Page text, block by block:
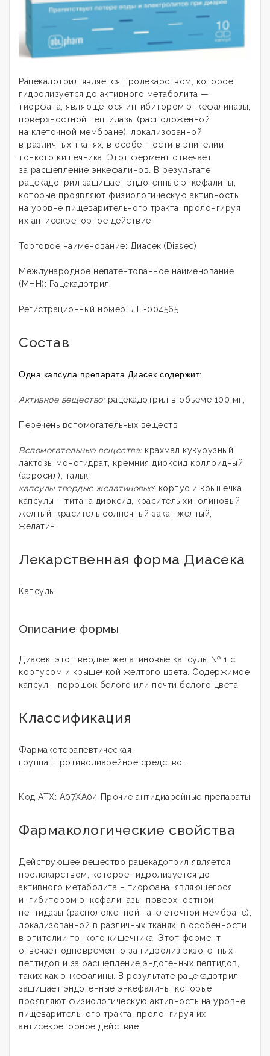
Рацекадотрил является пролекарством, которое
гидролизуется до активного метаболита —
тиорфана, являющегося ингибитором энкефалиназы,
поверхностной пептидазы (расположенной
на клеточной мембране), локализованной
в различных тканях, в особенности в эпителии
тонкого кишечника. Этот фермент отвечает
за расщепление энкефалинов. В результате
рацекадотрил защищает эндогенные энкефалины,
которые проявляют физиологическую активность
на уровне пищеварительного тракта, пролонгируя
их антисекреторное действие.
Торговое наименование: Диасек (Diasec)
Международное непатентованное наименование
(МНН): Рацекадотрил
Регистрационный номер: ЛП-004565
Состав
Одна капсула препарата Диасек содержит:
Активное вещество:рацекадотрил в объеме 100 мг;
Перечень вспомогательных веществ
Вспомогательные вещества:крахмал кукурузный,
лактозы моногидрат, кремния диоксид коллоидный
(аэросил), тальк;
капсулы твердые желатиновые: корпус и крышечка
капсулы – титана диоксид, краситель хинолиновый
желтый, краситель солнечный закат желтый,
желатин.
Лекарственная форма Диасека
Капсулы
Описание формы
Диасек, это твердые желатиновые капсулы № 1 с
корпусом и крышечкой желтого цвета. Содержимое
капсул - порошок белого или почти белого цвета.
Классификация
Фармакотерапевтическая
группа: Противодиарейное средство.
Код АТХ: A07XA04 Прочие антидиарейные препараты
Фармакологические свойства
Действующее вещество рацекадотрил является
пролекарством, которое гидролизуется до
активного метаболита – тиорфана, являющегося
ингибитором энкефалиназы, поверхностной
пептидазы (расположенной на клеточной мембране),
локализованной в различных тканях, в особенности
в эпителии тонкого кишечника. Этот фермент
отвечает одновременно за гидролиз экзогенных
пептидов и за расщепление эндогенных пептидов,
таких как энкефалины. В результате рацекадотрил
защищает эндогенные энкефалины, которые
проявляют физиологическую активность на уровне
пищеварительного тракта, пролонгируя их
антисекреторное действие.